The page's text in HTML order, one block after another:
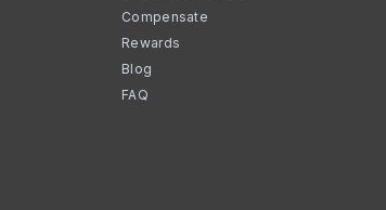
Compensate
Rewards
Blog
FAQ